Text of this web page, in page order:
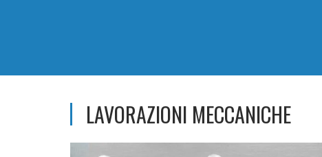
LAVORAZIONI MECCANICHE